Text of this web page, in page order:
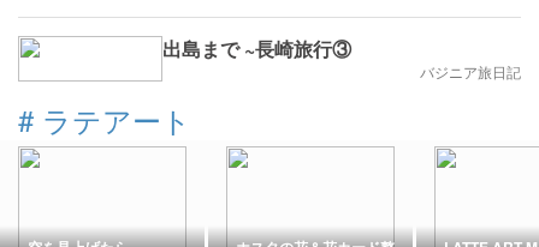
出島まで ~長崎旅行③
バジニア旅日記
# ラテアート